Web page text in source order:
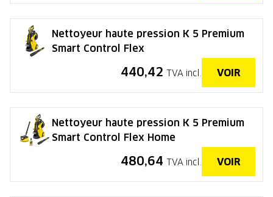
Nettoyeur haute pression K 5 Premium
Smart Control Flex
440,42 TVA incl. VOIR
Nettoyeur haute pression K 5 Premium
Smart Control Flex Home
480,64 TVA incl. VOIR